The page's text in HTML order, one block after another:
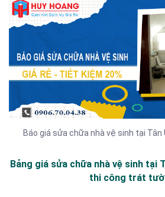
Báo giá sửa chữa nhà vệ sinh tại Tân
Bảng giá sửa chữa nhà vệ sinh tại
thi công trát